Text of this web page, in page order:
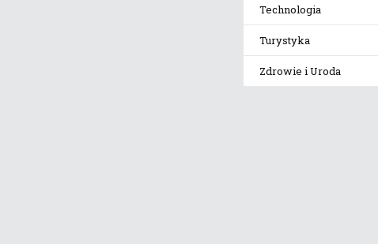
Technologia
Turystyka
Zdrowie i Uroda